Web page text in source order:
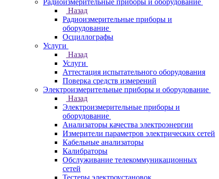
Радиоизмерительные приборы и оборудование
Назад
Радиоизмерительные приборы и
оборудование
Осциллографы
Услуги
Назад
Услуги
Аттестация испытательного оборудования
Поверка средств измерений
Электроизмерительные приборы и оборудование
Назад
Электроизмерительные приборы и
оборудование
Анализаторы качества электроэнергии
Измерители параметров электрических сетей
Кабельные анализаторы
Калибраторы
Обслуживание телекоммуникационных
сетей
Тестеры электроустановок